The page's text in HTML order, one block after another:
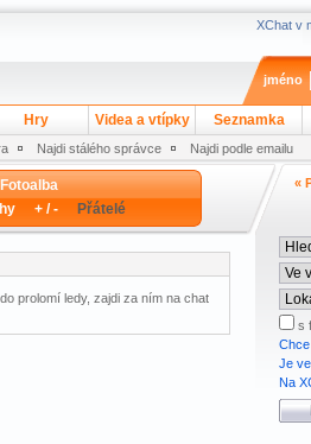
XChat v
jméno
Hry Videa a vtípky Seznamka
Najdi stálého správce Najdi podle emailu
Fotoalba
+ / - Přátelé
«
prolomí ledy, zajdi za ním na chat
s
Je
Na